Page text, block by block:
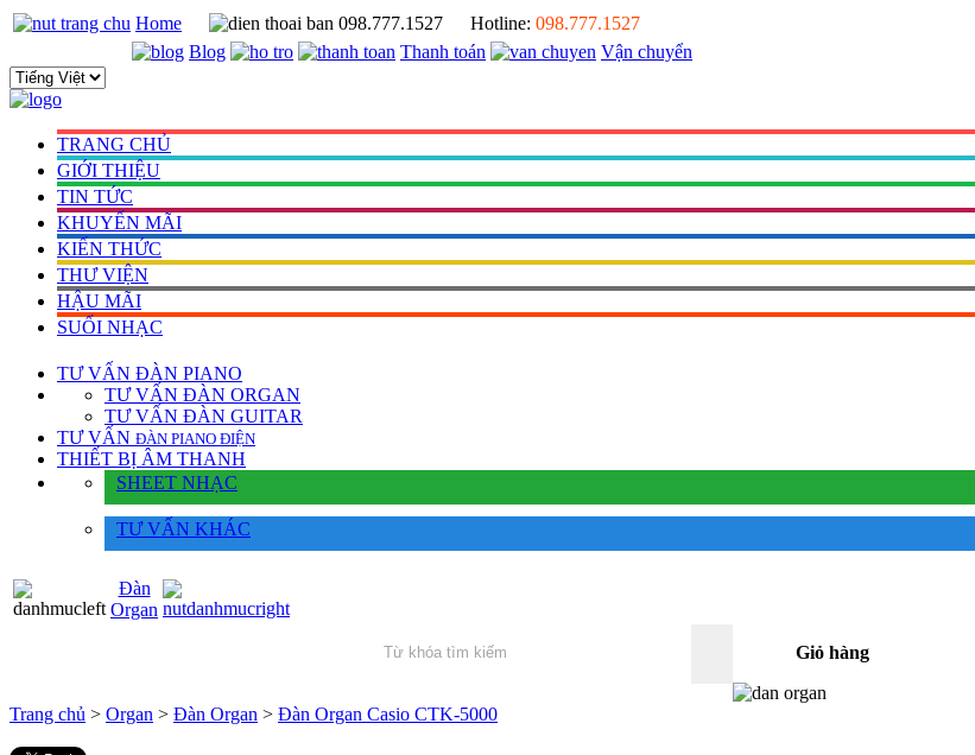
Home 098.777.1527 Hotline: 098.777.1527
Blog
Thanh toán Vận chuyển
TRANG CHỦ
GIỚI THIỆU
TIN TỨC
KHUYẾN MÃI
KIẾN THỨC
THƯ VIỆN
HẬU MÃI
SUỐI NHẠC
TƯ VẤN ĐÀN PIANO
TƯ VẤN ÐÀN ORGAN
TƯ VẤN ÐÀN GUITAR
TƯ VẤN ÐÀN PIANO ÐIỆN
THIẾT BỊ ÂM THANH
SHEET NHẠC
TƯ VẤN KHÁC
Đàn
Organ
Giỏ hàng
Trang chủ > Organ > Đàn Organ > Đàn Organ Casio CTK-5000